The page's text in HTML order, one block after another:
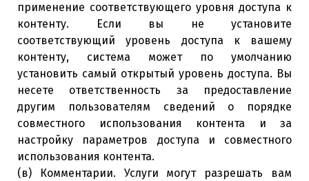
применение соответствующего уровня доступа к
контенту. Если вы не установите
соответствующий уровень доступа к вашему
контенту, система может по умолчанию
установить самый открытый уровень доступа. Вы
несете ответственность за предоставление
другим пользователям сведений о порядке
совместного использования контента и за
настройку параметров доступа и совместного
использования контента.
(в) Комментарии. Услуги могут разрешать вам